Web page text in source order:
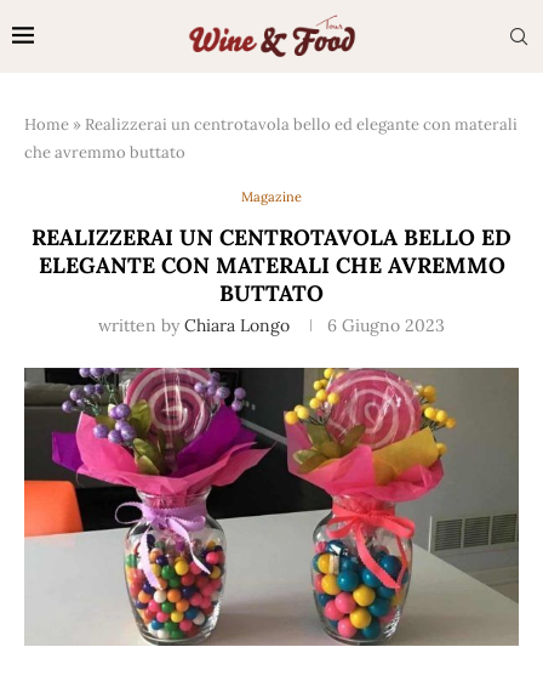
Home » Realizzerai un centrotavola bello ed elegante con materali
che avremmo buttato
Magazine
REALIZZERAI UN CENTROTAVOLA BELLO ED
ELEGANTE CON MATERALI CHE AVREMMO
BUTTATO
written by Chiara Longo 6 Giugno 2023